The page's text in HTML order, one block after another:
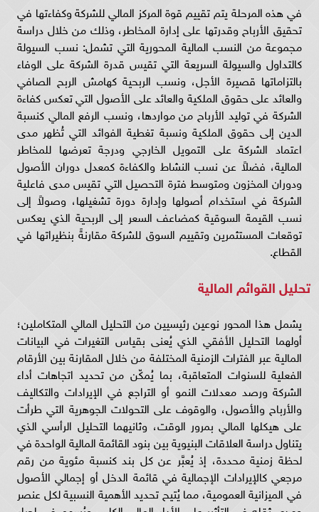
في هذه المرحلة يتم تقييم قوة المركز المالي للشركة وكفاءتها في
تحقيق الأرباح وقدرتها على إدارة المخاطر، وذلك من خلال دراسة
مجموعة من النسب المالية المحورية التي تشمل: نسب السيولة
كالتداول والسيولة السريعة التي تقيس قدرة الشركة على الوفاء
بالتزاماتها قصيرة الأجل، ونسب الربحية كهامش الربح الصافي
والعائد على حقوق الملكية والعائد على الأصول التي تعكس كفاءة
الشركة في توليد الأرباح من مواردها، ونسب الرفع المالي كنسبة
الدين إلى حقوق الملكية ونسبة تغطية الفوائد التي تُظهر مدى
اعتماد الشركة على التمويل الخارجي ودرجة تعرضها للمخاطر
المالية، فضلاً عن نسب النشاط والكفاءة كمعدل دوران الأصول
ودوران المخزون ومتوسط فترة التحصيل التي تقيس مدى فاعلية
الشركة في استخدام أصولها وإدارة دورة تشغيلها، وصولاً إلى
نسب القيمة السوقية كمضاعف السعر إلى الربحية الذي يعكس
توقعات المستثمرين وتقييم السوق للشركة مقارنةً بنظيراتها في
القطاع.
تحليل القوائم المالية
يشمل هذا المحور نوعين رئيسيين من التحليل المالي المتكاملين؛
أولهما التحليل الأفقي الذي يُعنى بقياس التغيرات في البيانات
المالية عبر الفترات الزمنية المختلفة من خلال المقارنة بين الأرقام
الفعلية للسنوات المتعاقبة، بما يُمكّن من تحديد اتجاهات أداء
الشركة ورصد معدلات النمو أو التراجع في الإيرادات والتكاليف
والأرباح والأصول، والوقوف على التحولات الجوهرية التي طرأت
على هيكلها المالي بمرور الوقت، وثانيهما التحليل الرأسي الذي
يتناول دراسة العلاقات البنيوية بين بنود القائمة المالية الواحدة في
لحظة زمنية محددة، إذ يُعبَّر عن كل بند كنسبة مئوية من رقم
مرجعي كالإيرادات الإجمالية في قائمة الدخل أو إجمالي الأصول
في الميزانية العمومية، مما يُتيح تحديد الأهمية النسبية لكل عنصر